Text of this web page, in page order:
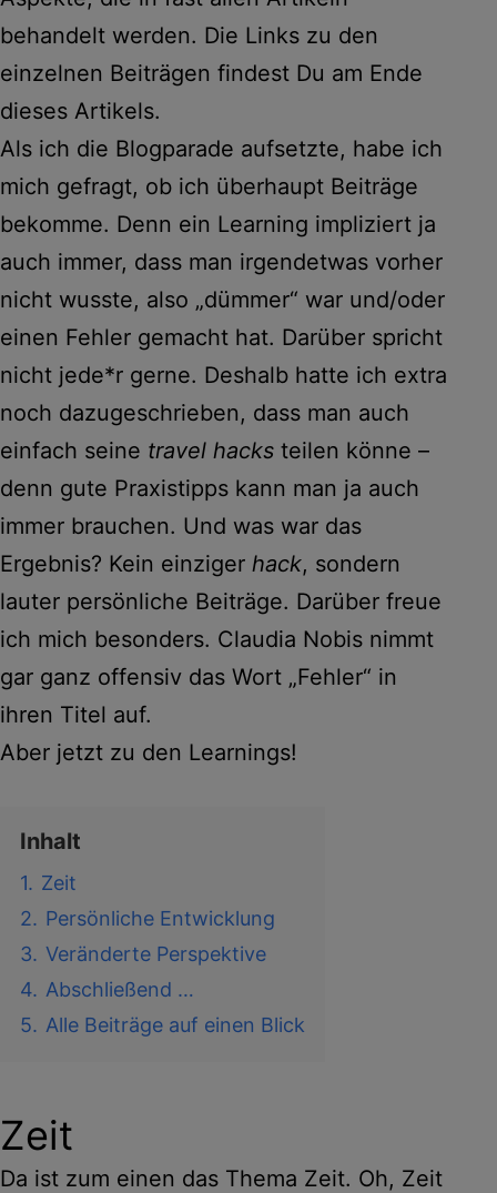
behandelt werden. Die Links zu den
einzelnen Beiträgen findest Du am Ende
dieses Artikels.
Als ich die Blogparade aufsetzte, habe ich
mich gefragt, ob ich überhaupt Beiträge
bekomme. Denn ein Learning impliziert ja
auch immer, dass man irgendetwas vorher
nicht wusste, also „dümmer“ war und/oder
einen Fehler gemacht hat. Darüber spricht
nicht jede*r gerne. Deshalb hatte ich extra
noch dazugeschrieben, dass man auch
einfach seine travel hacks teilen könne –
denn gute Praxistipps kann man ja auch
immer brauchen. Und was war das
Ergebnis? Kein einziger hack, sondern
lauter persönliche Beiträge. Darüber freue
ich mich besonders. Claudia Nobis nimmt
gar ganz offensiv das Wort „Fehler“ in
ihren Titel auf.
Aber jetzt zu den Learnings!
Inhalt
1. Zeit
2. Persönliche Entwicklung
3. Veränderte Perspektive
4. Abschließend …
5. Alle Beiträge auf einen Blick
Zeit
Da ist zum einen das Thema Zeit. Oh, Zeit